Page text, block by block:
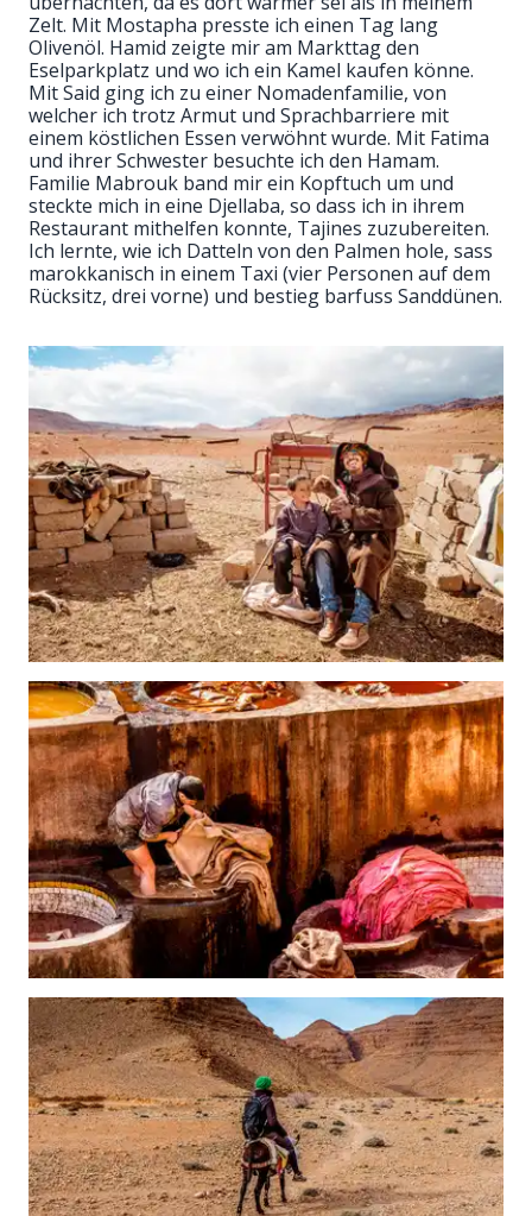
Zelt. Mit Mostapha presste ich einen Tag lang
Olivenöl. Hamid zeigte mir am Markttag den
Eselparkplatz und wo ich ein Kamel kaufen könne.
Mit Said ging ich zu einer Nomadenfamilie, von
welcher ich trotz Armut und Sprachbarriere mit
einem köstlichen Essen verwöhnt wurde. Mit Fatima
und ihrer Schwester besuchte ich den Hamam.
Familie Mabrouk band mir ein Kopftuch um und
steckte mich in eine Djellaba, so dass ich in ihrem
Restaurant mithelfen konnte, Tajines zuzubereiten.
Ich lernte, wie ich Datteln von den Palmen hole, sass
marokkanisch in einem Taxi (vier Personen auf dem
Rücksitz, drei vorne) und bestieg barfuss Sanddünen.